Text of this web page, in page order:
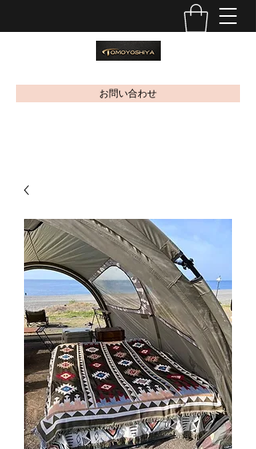
お問い合わせ